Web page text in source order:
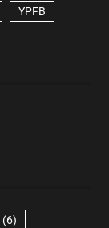
YPFB
(6)